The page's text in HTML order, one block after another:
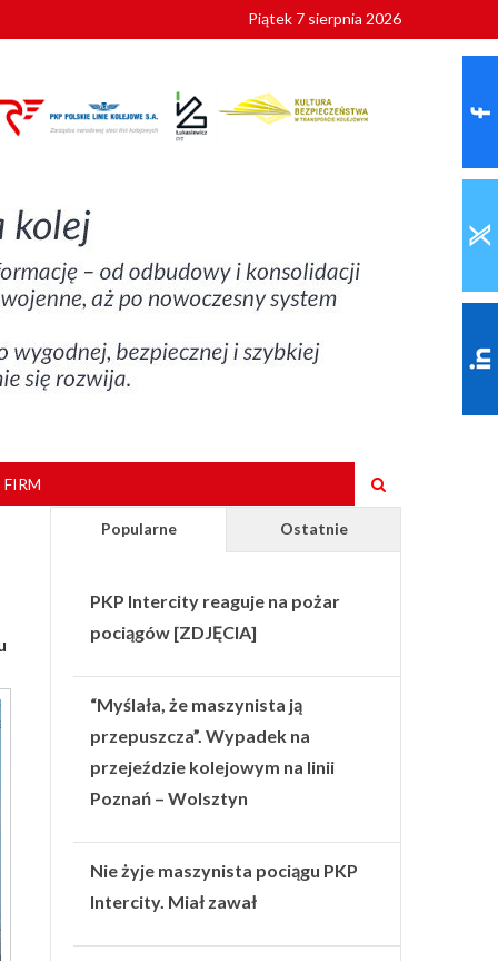
Piątek 7 sierpnia 2026
Popularne Ostatnie
PKP Intercity reaguje na pożar
pociągów [ZDJĘCIA]
“Myślała, że maszynista ją
przepuszcza”. Wypadek na
przejeździe kolejowym na linii
Poznań – Wolsztyn
Nie żyje maszynista pociągu PKP
Intercity. Miał zawał